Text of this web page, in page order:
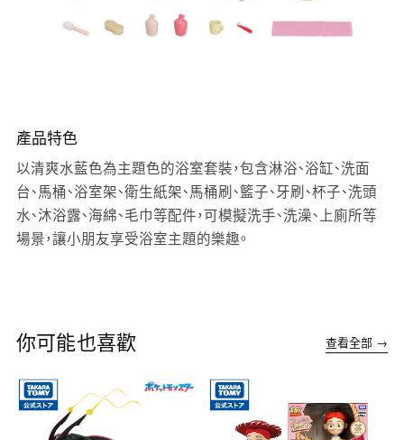
產品特色
以清爽水藍色為主題色的浴室套裝，包含淋浴、浴缸、洗面
台、馬桶、浴室架、衛生紙架、馬桶刷、籃子、牙刷、杯子、洗頭
水、沐浴露、海綿、毛巾等配件，可模擬洗手、洗澡、上廁所等
場景，讓小朋友享受浴室主題的樂趣。
你可能也喜歡 查看全部 →